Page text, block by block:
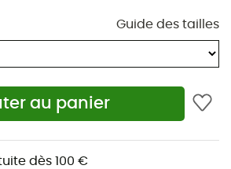
Guide des tailles
au panier
dès 100 €